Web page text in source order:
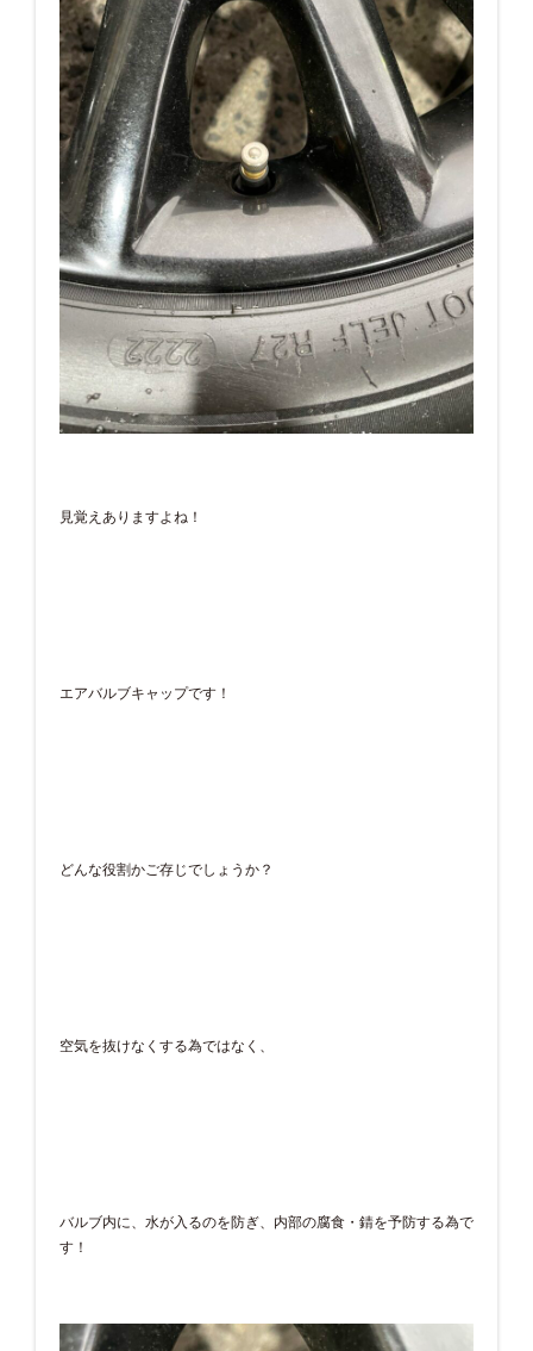
見覚えありますよね！
エアバルブキャップです！
どんな役割かご存じでしょうか？
空気を抜けなくする為ではなく、
バルブ内に、水が入るのを防ぎ、内部の腐食・錆を予防する為で
す！